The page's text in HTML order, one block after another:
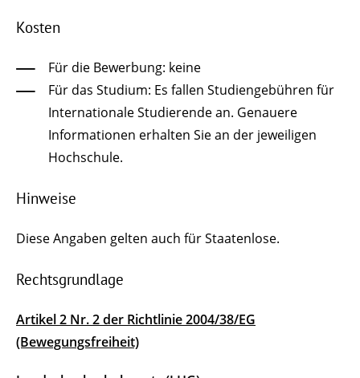
Kosten
Für die Bewerbung: keine
Für das Studium: Es fallen Studiengebühren für
Internationale Studierende an. Genauere
Informationen erhalten Sie an der jeweiligen
Hochschule.
Hinweise
Diese Angaben gelten auch für Staatenlose.
Rechtsgrundlage
Artikel 2 Nr. 2 der Richtlinie 2004/38/EG
(Bewegungsfreiheit)